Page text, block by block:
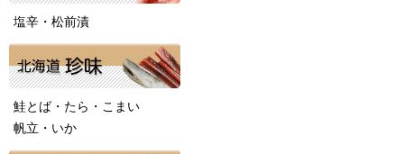
塩辛・松前漬
鮭とば・たら・こまい
帆立・いか